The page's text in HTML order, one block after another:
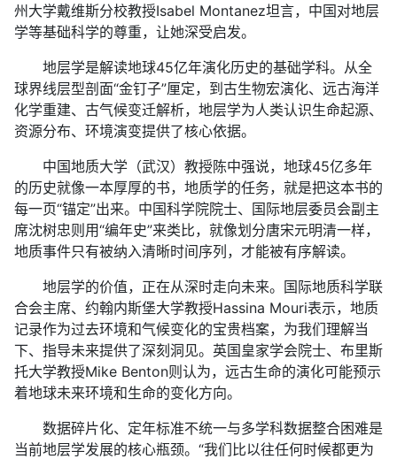
州大学戴维斯分校教授Isabel Montanez坦言，中国对地层
学等基础科学的尊重，让她深受启发。
地层学是解读地球45亿年演化历史的基础学科。从全
球界线层型剖面“金钉子”厘定，到古生物宏演化、远古海洋
化学重建、古气候变迁解析，地层学为人类认识生命起源、
资源分布、环境演变提供了核心依据。
中国地质大学（武汉）教授陈中强说，地球45亿多年
的历史就像一本厚厚的书，地质学的任务，就是把这本书的
每一页“锚定”出来。中国科学院院士、国际地层委员会副主
席沈树忠则用“编年史”来类比，就像划分唐宋元明清一样，
地质事件只有被纳入清晰时间序列，才能被有序解读。
地层学的价值，正在从深时走向未来。国际地质科学联
合会主席、约翰内斯堡大学教授Hassina Mouri表示，地质
记录作为过去环境和气候变化的宝贵档案，为我们理解当
下、指导未来提供了深刻洞见。英国皇家学会院士、布里斯
托大学教授Mike Benton则认为，远古生命的演化可能预示
着地球未来环境和生命的变化方向。
数据碎片化、定年标准不统一与多学科数据整合困难是
当前地层学发展的核心瓶颈。“我们比以往任何时候都更为